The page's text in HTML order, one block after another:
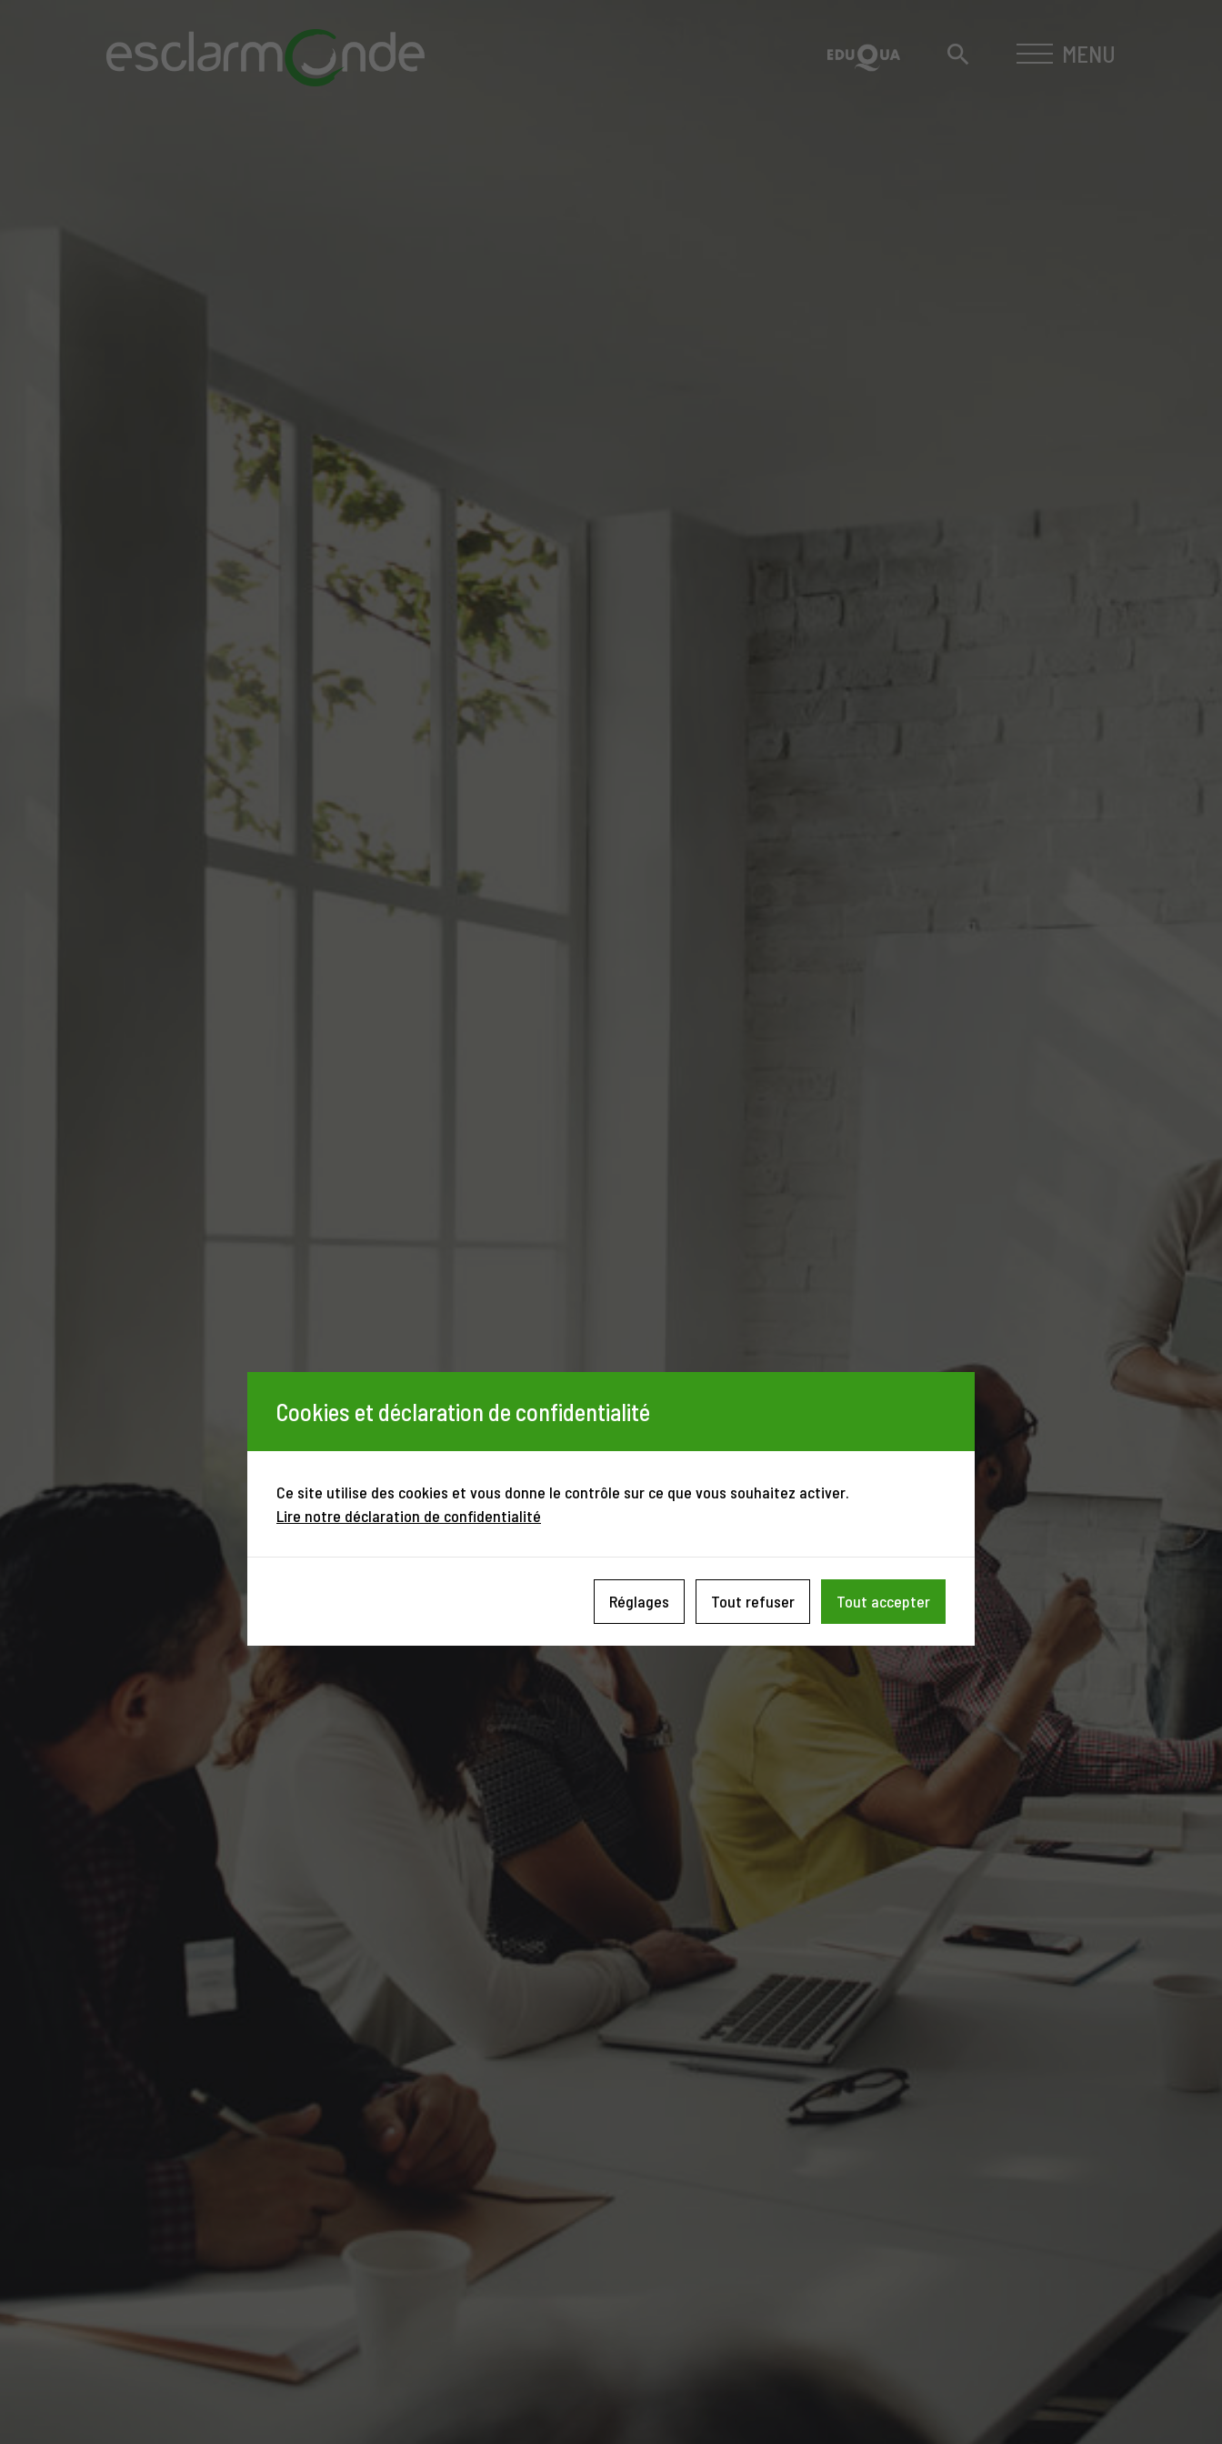
search MENU
Cookies et déclaration de confidentialité
Ce site utilise des cookies et vous donne le contrôle sur ce que vous souhaitez activer.
Lire notre déclaration de confidentialité
Réglages Tout refuser Tout accepter